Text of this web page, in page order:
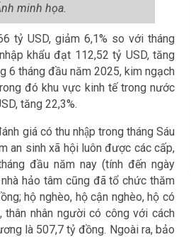
minh họa.
tỷ USD, giảm 6,1% so với tháng
khẩu đạt 112,52 tỷ USD, tăng
6 tháng đầu năm 2025, kim ngạch
đó khu vực kinh tế trong nước
tăng 22,3%.
giá có thu nhập trong tháng Sáu
an sinh xã hội luôn được các cấp,
đầu năm nay (tính đến ngày
hảo tâm cũng đã tổ chức thăm
hộ nghèo, hộ cận nghèo, hộ có
nhân người có công với cách
là 507,7 tỷ đồng. Ngoài ra, bảo